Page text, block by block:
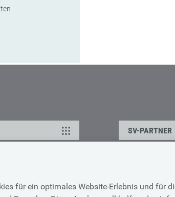
für ein optimales Website-Erlebnis und für
SV-PARTNER
Barrierefreiheitserklärung Cookie-Erklärung